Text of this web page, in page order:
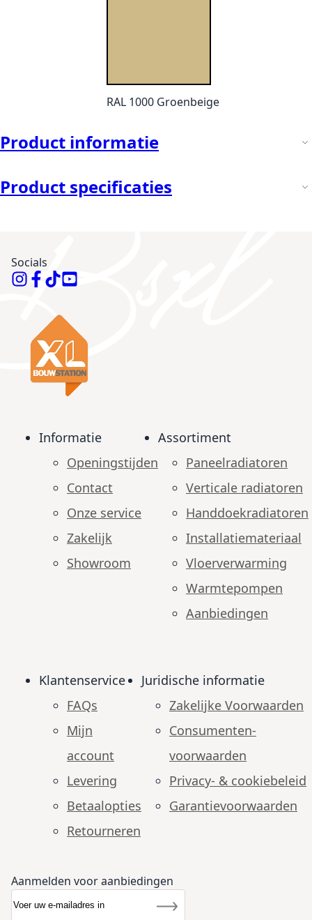
RAL 1000 Groenbeige
Product informatie
Product specificaties
Socials
Informatie
Openingstijden
Contact
Onze service
Zakelijk
Showroom
Assortiment
Paneelradiatoren
Verticale radiatoren
Handdoekradiatoren
Installatiemateriaal
Vloerverwarming
Warmtepompen
Aanbiedingen
Klantenservice
FAQs
Mijn
account
Levering
Betaalopties
Retourneren
Juridische informatie
Zakelijke Voorwaarden
Consumenten­
voorwaarden
Privacy- & cookiebeleid
Garantie­voorwaarden
Aanmelden voor aanbiedingen
Nieuwsbrief
Inschrijven